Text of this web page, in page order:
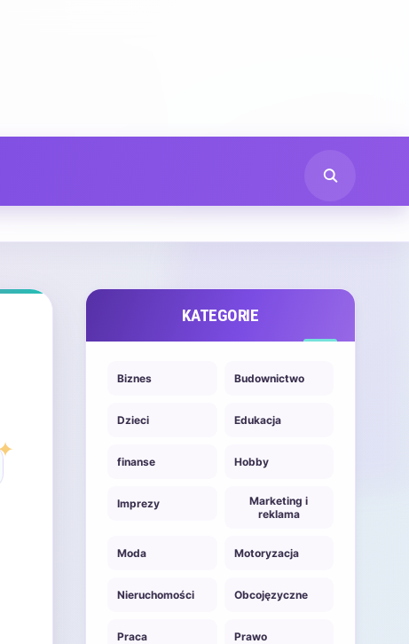
KATEGORIE
Biznes Budownictwo
Dzieci Edukacja
finanse Hobby
Imprezy
Marketing i
reklama
Moda Motoryzacja
Nieruchomości Obcojęzyczne
Praca Prawo